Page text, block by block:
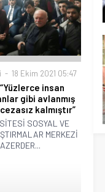
18 Ekim 2021 05:47
insan
gibi avlanmış
kalmıştır”
SOSYAL VE
MERKEZİ